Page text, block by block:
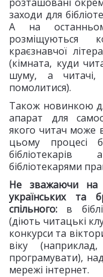
заходи для
А на
розміщуються
краєзнавчої
(кімната, куди
шуму, а
помолитися).
Також новинкою
апарат для
якого читач може
цьому процесі
бібліотекарями
Не зважаючи на
українських та
спільного: в
(діють читацькі
конкурси та
віку
програмувати),
мережі інтернет.